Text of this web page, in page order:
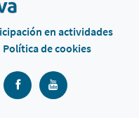
en actividades
Política de cookies